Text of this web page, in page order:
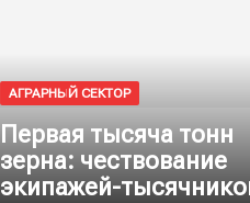
АГРАРНЫЙ СЕКТОР
Первая тысяча тонн
зерна: чествование
экипажей-